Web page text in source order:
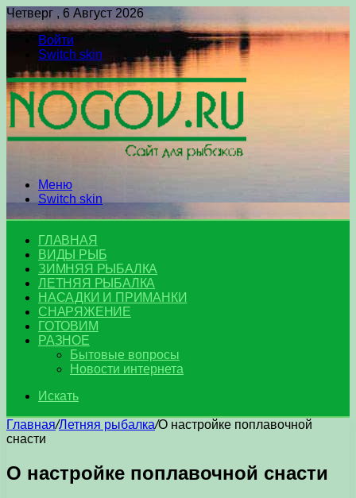
Четверг , 6 Август 2026
Войти
Switch skin
Меню
Switch skin
ГЛАВНАЯ
ВИДЫ РЫБ
ЗИМНЯЯ РЫБАЛКА
ЛЕТНЯЯ РЫБАЛКА
НАСАДКИ И ПРИМАНКИ
СНАРЯЖЕНИЕ
ГОТОВИМ
РАЗНОЕ
Бытовые вопросы
Новости интернета
Искать
Главная/Летняя рыбалка/О настройке поплавочной
снасти
О настройке поплавочной снасти